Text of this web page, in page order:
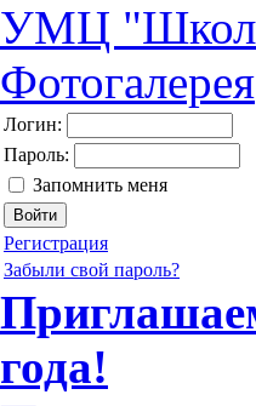
УМЦ
Фотогалерея
Логин:
Пароль:
Запомнить меня
Регистрация
Забыли свой пароль?
года!